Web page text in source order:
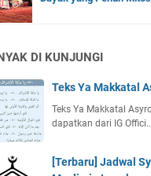
DI KUNJUNGI
Teks Ya Makkatal
Teks Ya Makkatal
dapatkan dari IG Offici…
[Terbaru] Jadwal